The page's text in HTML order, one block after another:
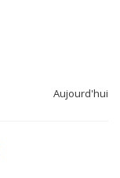
Aujourd'hui